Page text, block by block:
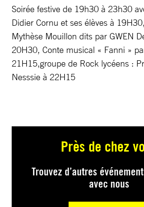
Soirée festive de 19h30 à 23h30
Didier Cornu et ses élèves à
Mythèse Mouillon dits par GWEN
20H30, Conte musical « Fanni »
21H15,groupe de Rock lycéens :
Nesssie à 22H15
Près de chez
Trouvez d’autres
avec nous